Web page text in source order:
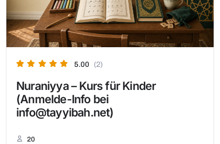
5.00 (2)
Nuraniyya – Kurs für Kinder
(Anmelde-Info bei
info@tayyibah.net)
20